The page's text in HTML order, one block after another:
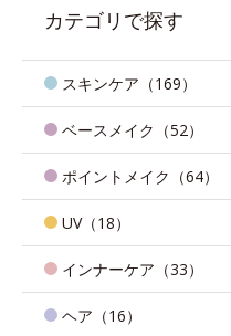
カテゴリで探す
スキンケア（169）
ベースメイク（52）
ポイントメイク（64）
UV（18）
インナーケア（33）
ヘア（16）